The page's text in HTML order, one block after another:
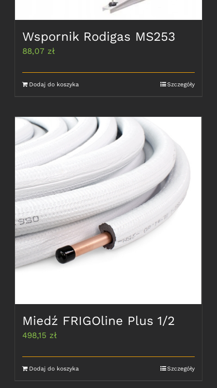
Wspornik Rodigas MS253
88,07 zł
Dodaj do koszyka Szczegóły
Miedź FRIGOline Plus 1/2
498,15 zł
Dodaj do koszyka Szczegóły